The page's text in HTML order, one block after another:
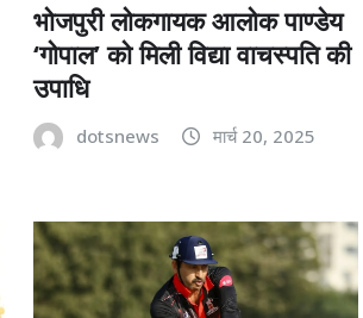
भोजपुरी लोकगायक आलोक पाण्डेय
‘गोपाल’ को मिली विद्या वाचस्पति की
उपाधि
dotsnews मार्च 20, 2025